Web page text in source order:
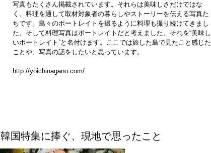
写真もたくさん掲載されています。それらは美味しさだけではな
く、料理を通して取材対象者の暮らしやストーリーを伝える写真た
ちです。島々のポートレイトを撮るように料理も撮り続けてきまし
た。そして料理写真はポートレイトだと考えました。それを“美味し
いポートレイト”と名付けます。ここでは旅した島で見たこと感じた
ことや、写真の話をしたいと思っています。
http://yoichinagano.com/
国特集に捧ぐ、現地で思ったこと